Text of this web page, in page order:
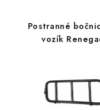
Postranné
vozík